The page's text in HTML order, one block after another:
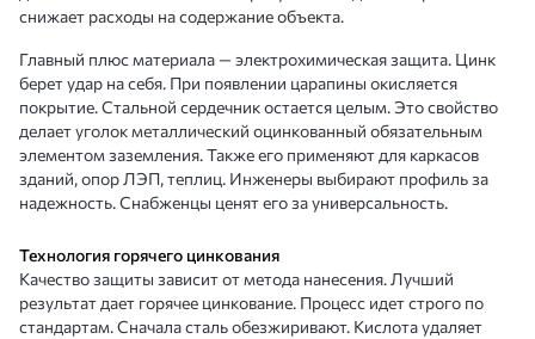
снижает расходы на содержание объекта.
Главный плюс материала — электрохимическая защита. Цинк
берет удар на себя. При появлении царапины окисляется
покрытие. Стальной сердечник остается целым. Это свойство
делает уголок металлический оцинкованный обязательным
элементом заземления. Также его применяют для каркасов
зданий, опор ЛЭП, теплиц. Инженеры выбирают профиль за
надежность. Снабженцы ценят его за универсальность.
Технология горячего цинкования
Качество защиты зависит от метода нанесения. Лучший
результат дает горячее цинкование. Процесс идет строго по
стандартам. Сначала сталь обезжиривают. Кислота удаляет